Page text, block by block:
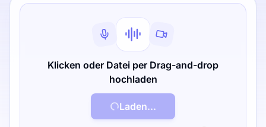
Klicken oder Datei per Drag-and-drop
hochladen
Laden...